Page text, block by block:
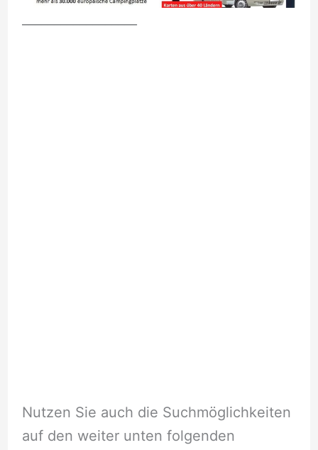
Nutzen Sie auch die Suchmöglichkeiten
auf den weiter unten folgenden